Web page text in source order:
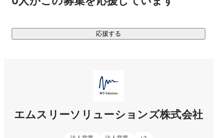
クラウド型電子カルテで導入実績No.1の「エムスリーデジカ
要な機能を集約・ワンストップ化したクラウドサービス「デ
ジスマ診療」は全国5,000以上の医療機関に導入されていま
応援する
エムスリーソリューションズ株式会社